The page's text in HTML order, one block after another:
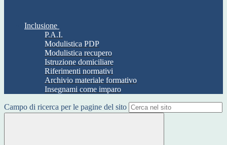
Inclusione
P.A.I.
Modulistica PDP
Modulistica recupero
Istruzione domiciliare
Riferimenti normativi
Archivio materiale formativo
Insegnami come imparo
Campo di ricerca per le pagine del sito